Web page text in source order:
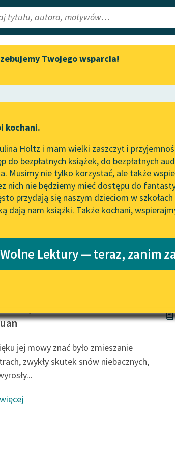
Lektury
redakcyjne
Aktualności
„Prokurator Alicja Horn” do
literatury skandynawskiej
Spotkanie z Katarzyną Tunkiel
w Oslo
102. lata temu zmarł Joseph
Conrad
Lektury szkolne i klasyka
literatury do słuchania dla
E-kolekcja lektur szkolnych i
literatury do słuchania dla
niepełnosprawnościami
Feministyczne inspiracje.
Popularyzacja skandynawskiej
Twojego wsparcia!
kochani.
Holtz i mam wielki zaszczyt i
do bezpłatnych książek, do bezpłatnych
Musimy nie tylko korzystać, ale także
nich nie będziemy mieć dostępu do
przydają się naszym dzieciom w
dają nam książki. Także kochani,
Lektury — teraz, zanim
Byron ✖ Romantyzm✖
jej mowy znać było zmieszanie
zwykły skutek snów niebacznych,